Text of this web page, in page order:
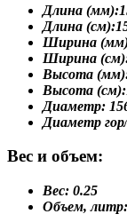
Длина (мм):
Длина (см):
Ширина
Ширина
Высота
Высота (см):
Диаметр:
Диаметр
Вес и объем:
Вес: 0.25
Объем, литр: